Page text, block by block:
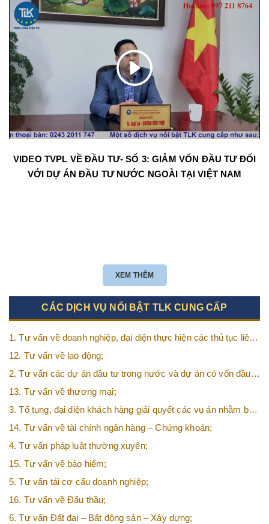
VIDEO TVPL VỀ ĐẦU TƯ- SỐ 3: GIẢM VỐN ĐẦU TƯ ĐỐI
VỚI DỰ ÁN ĐẦU TƯ NƯỚC NGOÀI TẠI VIỆT NAM
XEM THÊM
CÁC DỊCH VỤ NỔI BẬT TLK CUNG CẤP
1. Tư vấn về doanh nghiệp, đại diện thực hiện các thủ tục liên
quan tới doanh nghiệp;
12. Tư vấn về lao động;
2. Tư vấn các dự án đầu tư trong nước và dự án có vốn đầu
tư nước ngoài (FDI);
13. Tư vấn về thương mại;
3. Tố tụng, đại diện khách hàng giải quyết các vụ án nhằm bảo
vệ tối đa các quyền và lợi ích của khách hàng;
14. Tư vấn về tài chính ngân hàng – Chứng khoán;
4. Tư vấn pháp luật thường xuyên;
15. Tư vấn về bảo hiểm;
5. Tư vấn tái cơ cấu doanh nghiệp;
16. Tư vấn về Đấu thầu;
6. Tư vấn Đất đai – Bất động sản – Xây dựng;